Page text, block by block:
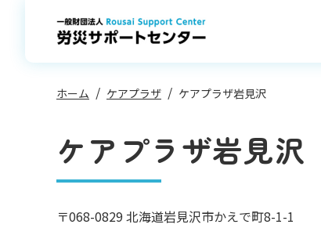
ホーム ケアプラザ ケアプラザ岩見沢
ケアプラザ岩見沢
〒068-0829北海道岩見沢市かえで町8-1-1